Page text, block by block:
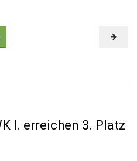
I. erreichen 3. Platz